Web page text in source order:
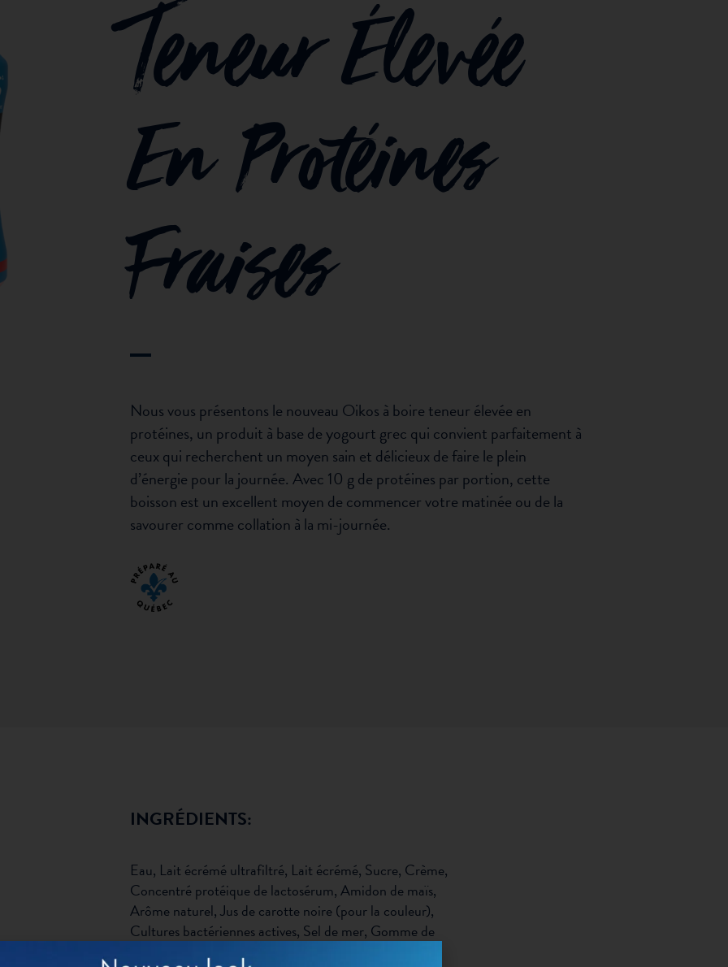
Teneur Élevée
En Protéines
Fraises
Nous vous présentons le nouveau Oikos à boire teneur élevée en
protéines, un produit à base de yogourt grec qui convient parfaitement à
ceux qui recherchent un moyen sain et délicieux de faire le plein
d’énergie pour la journée. Avec 10 g de protéines par portion, cette
boisson est un excellent moyen de commencer votre matinée ou de la
savourer comme collation à la mi-journée.
INGRÉDIENTS:
Eau, Lait écrémé ultrafiltré, Lait écrémé, Sucre, Crème,
Concentré protéique de lactosérum, Amidon de maïs,
Arôme naturel, Jus de carotte noire (pour la couleur),
Cultures bactériennes actives, Sel de mer, Gomme de